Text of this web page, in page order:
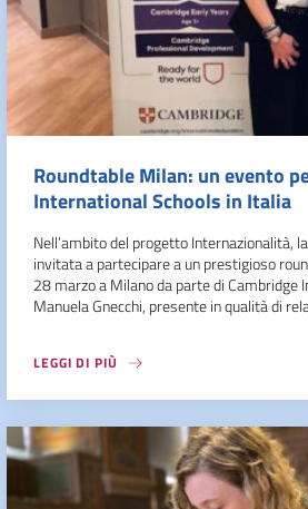
Roundtable Milan: un evento
International Schools in Italia
Nell’ambito del progetto Internazionalità,
invitata a partecipare a un prestigioso
28 marzo a Milano da parte di Cambridge
Manuela Gnecchi, presente in qualità di
LEGGI DI PIÙ